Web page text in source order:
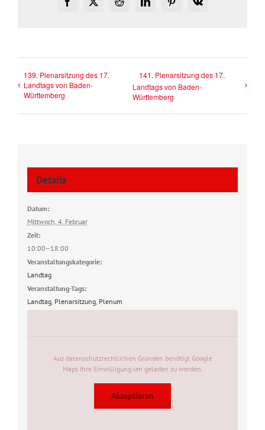
Facebook
X RedditLinkedInPinterest
Vk
139. Plenarsitzung des 17.
Landtags von Baden-
Württemberg
141. Plenarsitzung des 17.
Landtags von Baden-
Württemberg
Details
Datum:
Mittwoch, 4. Februar
Zeit:
10:00–18:00
Veranstaltungskategorie:
Landtag
Veranstaltung-Tags:
Landtag, Plenarsitzung, Plenum
Aus datenschutzrechtlichen Gründen benötigt Google
Maps Ihre Einwilligung um geladen zu werden.
Akzeptieren